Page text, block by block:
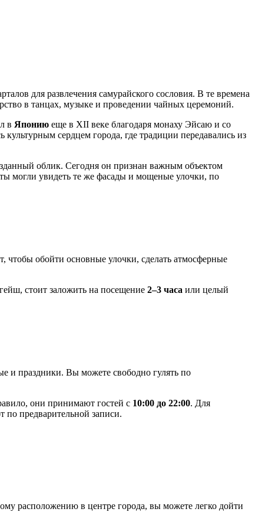
для развлечения самурайского сословия. В те времена
в танцах, музыке и проведении чайных церемоний.
в Японию еще в XII веке благодаря монаху Эйсаю и со
сердцем города, где традиции передавались из
облик. Сегодня он признан важным объектом
могли увидеть те же фасады и мощеные улочки, по
чтобы обойти основные улочки, сделать атмосферные
стоит заложить на посещение 2–3 часа или целый
и праздники. Вы можете свободно гулять по
они принимают гостей с 10:00 до 22:00. Для
по предварительной записи.
расположению в центре города, вы можете легко дойти